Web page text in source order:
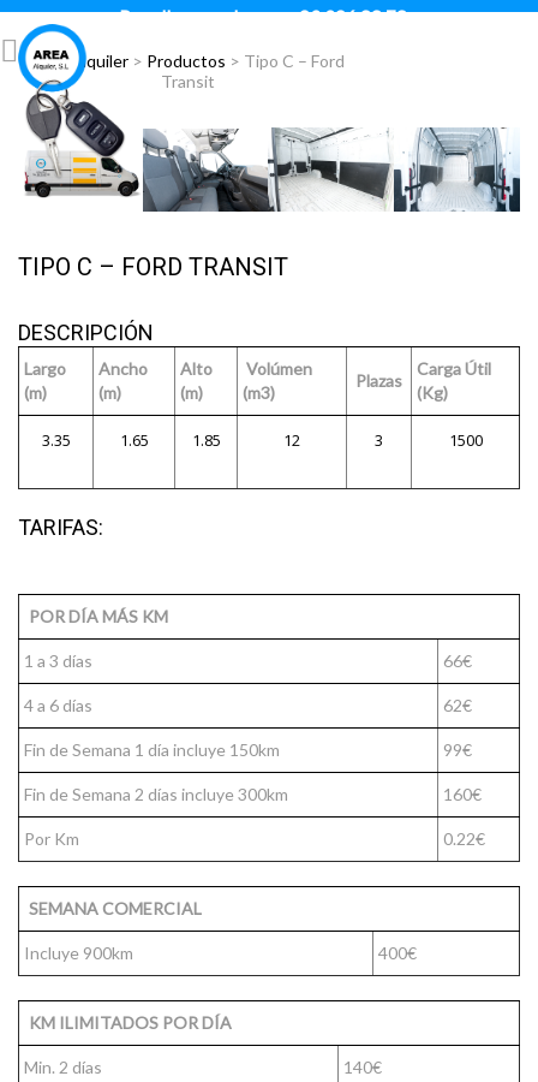
Para llamar pulsar: 93 296 88 78
Área Alquiler> Productos > Tipo C – Ford
Transit
TIPO C – FORD TRANSIT
DESCRIPCIÓN
Largo
(m)
Ancho
(m)
Alto
(m)
Volúmen
(m3)
Plazas
Carga Útil
(Kg)
3.35 1.65 1.85 12 3 1500
TARIFAS:
POR DÍA MÁS KM
1 a 3 días 66€
4 a 6 días 62€
Fin de Semana 1 día incluye 150km 99€
Fin de Semana 2 días incluye 300km 160€
Por Km 0.22€
SEMANA COMERCIAL
Incluye 900km 400€
KM ILIMITADOS POR DÍA
Min. 2 días 140€